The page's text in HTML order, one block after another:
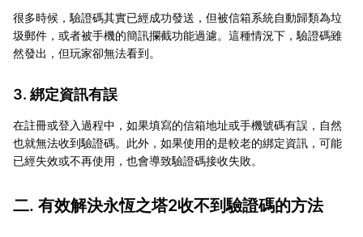
很多時候，驗證碼其實已經成功發送，但被信箱系統自動歸類為垃
圾郵件，或者被手機的簡訊攔截功能過濾。這種情況下，驗證碼雖
然發出，但玩家卻無法看到。
3. 綁定資訊有誤
在註冊或登入過程中，如果填寫的信箱地址或手機號碼有誤，自然
也就無法收到驗證碼。此外，如果使用的是較老的綁定資訊，可能
已經失效或不再使用，也會導致驗證碼接收失敗。
二. 有效解決永恆之塔2收不到驗證碼的方法